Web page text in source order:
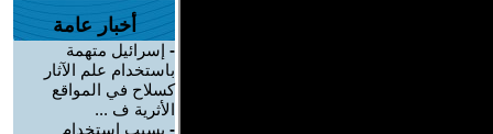
أخبار عامة
- إسرائيل متهمة
باستخدام علم الآثار
كسلاح في المواقع
الأثرية ف ...
- بسبب استخدام